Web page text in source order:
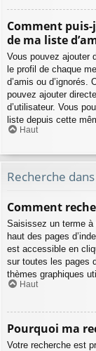
Comment
de ma liste
Vous pouvez ajouter
le profil de chaque
d’amis ou d’ignorés.
pouvez ajouter
d’utilisateur. Vous
liste depuis cette
Haut
Recherche
Comment
Saisissez un terme à
haut des pages
est accessible en
sur toutes les pages
thèmes graphiques
Haut
Pourquoi ma
Votre recherche est